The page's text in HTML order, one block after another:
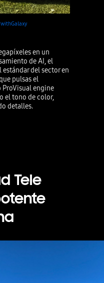
en un
de AI, el
estándar del sector en
pulsas el
ProVisual engine
el tono de color,
detalles.
Tele